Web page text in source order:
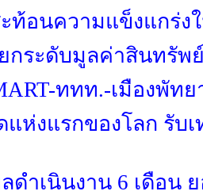
ะท้อนความแข็งแกร่ง
กระดับมูลค่าสินทรัพ
ททท.-เมืองพัท
ห่งแรกของโลก รับเ
ดำเนินงาน 6 เดือน